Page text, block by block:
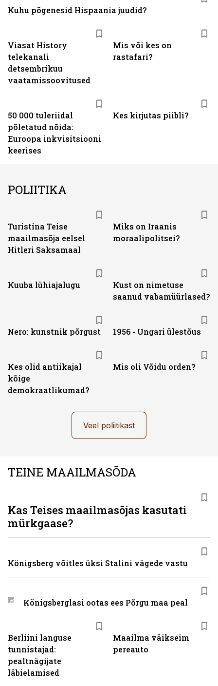
Viasat History
telekanali
detsembrikuu
vaatamissoovitused
Mis või kes on
rastafari?
50 000 tuleriidal
põletatud nõida:
Euroopa inkvisitsiooni
keerises
Kes kirjutas piibli?
Kuhu põgenesid Hispaania juudid?
POLIITIKA
Turistina Teise
maailmasõja eelsel
Hitleri Saksamaal
Miks on Iraanis
moraalipolitsei?
Kuuba lühiajalugu
Kust on nimetuse
saanud vabamüürlased?
Nero: kunstnik põrgust 1956 - Ungari ülestõus
Kes olid antiikajal
kõige
demokraatlikumad?
Mis oli Võidu orden?
Veel poliitikast
TEINE MAAILMASÕDA
Berliini languse
tunnistajad:
pealtnägijate
läbielamised
Maailma väikseim
pereauto
Kas Teises maailmasõjas kasutati
mürkgaase?
Königsberg võitles üksi Stalini vägede vastu
Königsberglasi ootas ees Põrgu maa peal